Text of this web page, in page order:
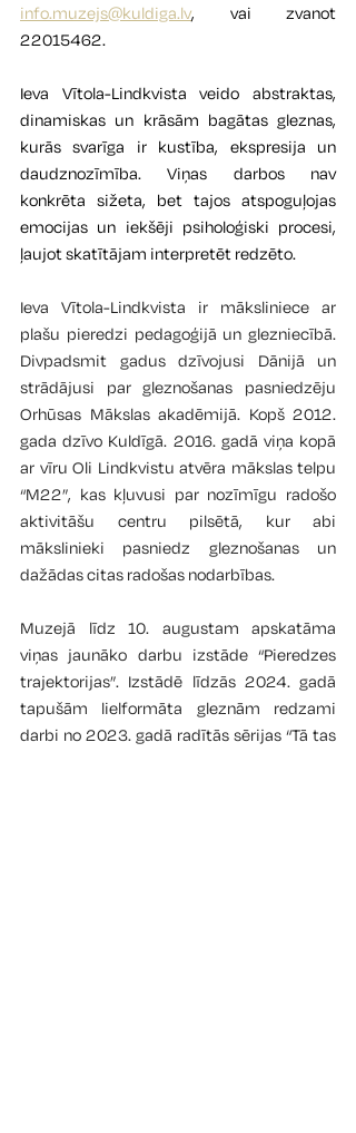
info.muzejs@kuldiga.lv, vai zvanot
22015462.
Ieva Vītola-Lindkvista veido abstraktas,
dinamiskas un krāsām bagātas gleznas,
kurās svarīga ir kustība, ekspresija un
daudznozīmība. Viņas darbos nav
konkrēta sižeta, bet tajos atspoguļojas
emocijas un iekšēji psiholoģiski procesi,
ļaujot skatītājam interpretēt redzēto.
Ieva Vītola-Lindkvista ir māksliniece ar
plašu pieredzi pedagoģijā un glezniecībā.
Divpadsmit gadus dzīvojusi Dānijā un
strādājusi par gleznošanas pasniedzēju
Orhūsas Mākslas akadēmijā. Kopš 2012.
gada dzīvo Kuldīgā. 2016. gadā viņa kopā
ar vīru Oli Lindkvistu atvēra mākslas telpu
“M22”, kas kļuvusi par nozīmīgu radošo
aktivitāšu centru pilsētā, kur abi
mākslinieki pasniedz gleznošanas un
dažādas citas radošas nodarbības.
Muzejā līdz 10. augustam apskatāma
viņas jaunāko darbu izstāde “Pieredzes
trajektorijas”. Izstādē līdzās 2024. gadā
tapušām lielformāta gleznām redzami
darbi no 2023. gadā radītās sērijas “Tā tas